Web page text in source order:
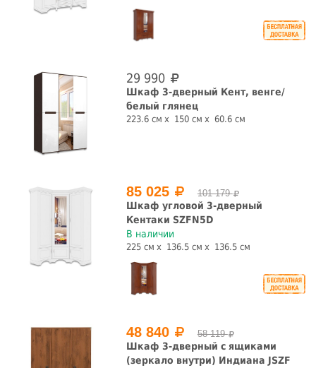
для одежды для прихожей книжный
Форма
Количество дверей, шт.
1 шт. 3 шт. 4 шт.
да да
Со штангой С рисунком
29 990
Шкаф 3-дверный Кент, венге/
белый глянец
223.6 см 150 см 60.6 см
85 025 101 179
Шкаф угловой 3-дверный
Кентаки SZFN5D
В наличии
225 см 136.5 см 136.5 см
48 840 58 119
Шкаф 3-дверный с ящиками
(зеркало внутри) Индиана JSZF